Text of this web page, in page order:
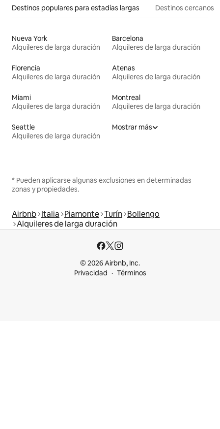
Destinos populares para estadías largas Destinos cercanos
Nueva York
Alquileres de larga duración
Barcelona
Alquileres de larga duración
Florencia
Alquileres de larga duración
Atenas
Alquileres de larga duración
Miami
Alquileres de larga duración
Montreal
Alquileres de larga duración
Seattle
Alquileres de larga duración
Mostrar más
* Pueden aplicarse algunas exclusiones en determinadas
zonas y propiedades.
Airbnb Italia Piamonte Turín Bollengo
Alquileres de larga duración
© 2026 Airbnb, Inc.
Privacidad
Términos